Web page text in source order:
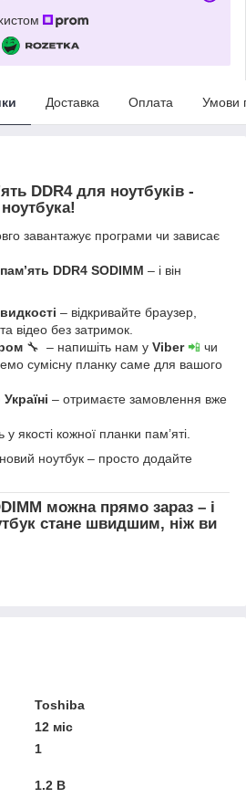
Доставка Оплата Умови
DDR4 для ноутбуків -
завантажує програми чи зависає
DDR4 SODIMM – і він
– відкривайте браузер,
відео без затримок.
🔧 – напишіть нам у Viber📲 чи
сумісну планку саме для вашого
– отримаєте замовлення вже
у якості кожної планки пам’яті.
ноутбук – просто додайте
можна прямо зараз – і
стане швидшим, ніж ви
Toshiba
12 міс
1
1.2 В